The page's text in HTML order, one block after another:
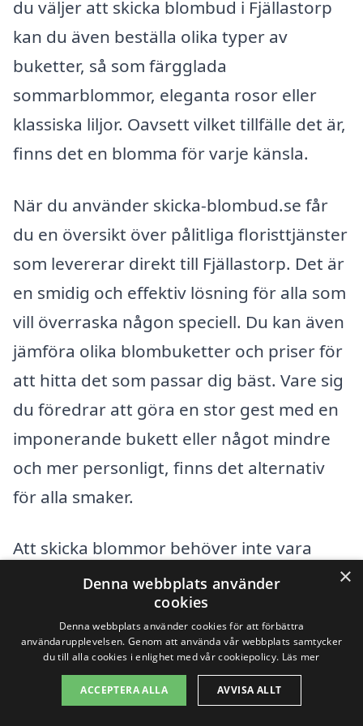
du väljer att skicka blombud i Fjällastorp
kan du även beställa olika typer av
buketter, så som färgglada
sommarblommor, eleganta rosor eller
klassiska liljor. Oavsett vilket tillfälle det är,
finns det en blomma för varje känsla.
När du använder skicka-blombud.se får
du en översikt över pålitliga floristtjänster
som levererar direkt till Fjällastorp. Det är
en smidig och effektiv lösning för alla som
vill överraska någon speciell. Du kan även
jämföra olika blombuketter och priser för
att hitta det som passar dig bäst. Vare sig
du föredrar att göra en stor gest med en
imponerande bukett eller något mindre
och mer personligt, finns det alternativ
för alla smaker.
Att skicka blommor behöver inte vara
komplicerat. Med bara några klick kan du
välja blomsterarrangemang, ange
leveransadress och vid behov inkludera
ett meddelande för att ytterligare
personifiera din gåva. Floristerna tar
×
Denna webbplats använder
cookies
Denna webbplats använder cookies för att förbättra
användarupplevelsen. Genom att använda vår webbplats samtycker
du till alla cookies i enlighet med vår cookiepolicy. Läs mer
ACCEPTERA ALLA AVVISA ALLT